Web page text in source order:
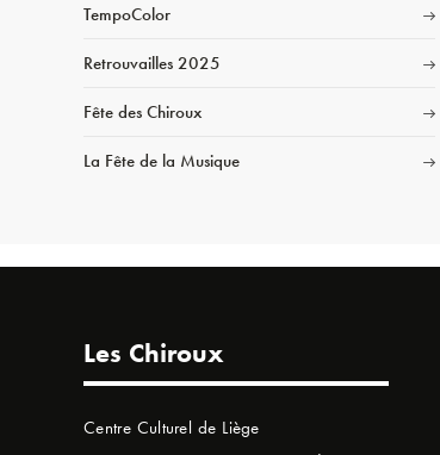
TempoColor
Retrouvailles 2025
Fête des Chiroux
La Fête de la Musique
Les Chiroux
Centre Culturel de Liège